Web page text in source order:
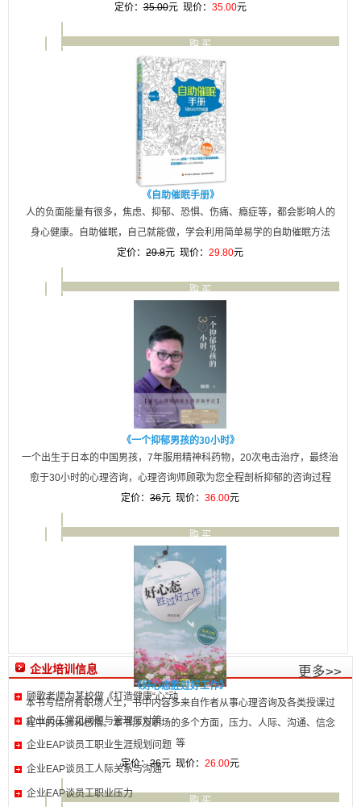
定价：35.00元 现价： 35.00元
购 买
详 细
《自助催眠手册》
人的负面能量有很多，焦虑、抑郁、恐惧、伤痛、瘾症等，都会影响人的
身心健康。自助催眠，自己就能做，学会利用简单易学的自助催眠方法
定价： 29.8元 现价： 29.80元
购 买
《一个抑郁男孩的30小时》
一个出生于日本的中国男孩，7年服用精神科药物，20次电击治疗，最终治
愈于30小时的心理咨询，心理咨询师顾歌为您全程剖析抑郁的咨询过程
定价： 36元 现价： 36.00元
购 买
《好心态胜过好工作》
本书写给所有职场人士，书中内容多来自作者从事心理咨询及各类授课过
程中的体验和感悟。本书涉及职场的多个方面，压力、人际、沟通、信念
等
定价：26元 现价： 26.00元
购 买
更多>>
企业培训信息
顾歌老师为某校做《打造健康“心”动
企业员工常见问题与管理层对策
企业EAP谈员工职业生涯规划问题
企业EAP谈员工人际关系与沟通
企业EAP谈员工职业压力